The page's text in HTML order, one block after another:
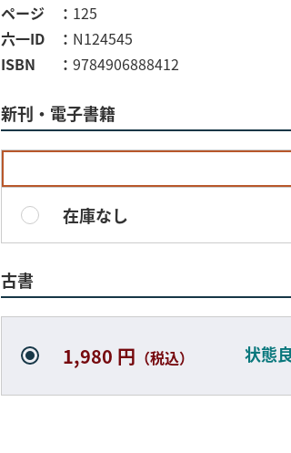
ページ
125
六一ID
N124545
ISBN
9784906888412
新刊・電子書籍
在庫なし
古書
1,980 円 （税込） 状態